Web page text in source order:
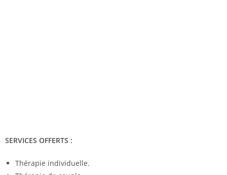
SERVICES OFFERTS :
Thérapie individuelle.